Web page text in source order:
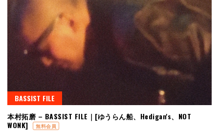
BASSIST FILE
本村拓磨 – BASSIST FILE｜[ゆうらん船、Hedigan's、NOT
WONK]
無料会員